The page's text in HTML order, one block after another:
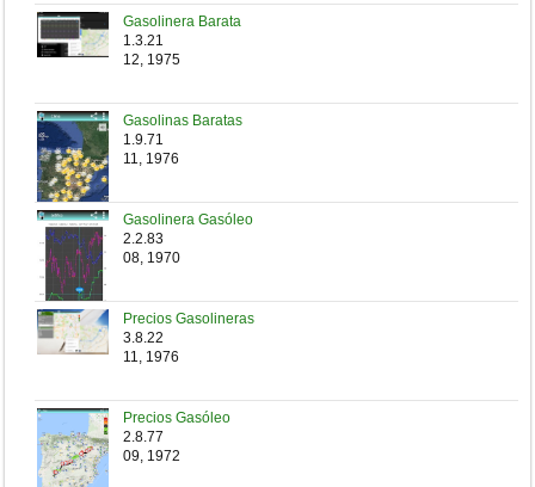
Gasolinera Barata
1.3.21
12, 1975
Gasolinas Baratas
1.9.71
11, 1976
Gasolinera Gasóleo
2.2.83
08, 1970
Precios Gasolineras
3.8.22
11, 1976
Precios Gasóleo
2.8.77
09, 1972